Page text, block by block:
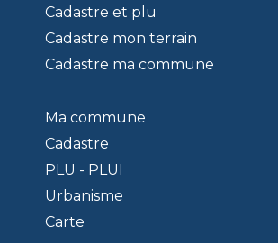
Cadastre et plu
Cadastre mon terrain
Cadastre ma commune
Ma commune
Cadastre
PLU - PLUI
Urbanisme
Carte